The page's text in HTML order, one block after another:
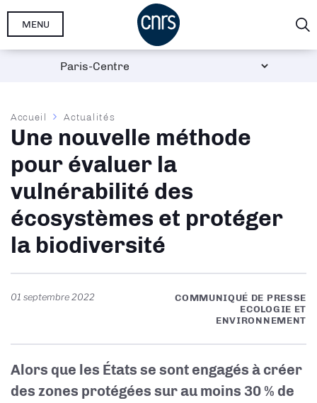
Aller
MENU
Fil
d'Ariane
Accueil Actualités
Une nouvelle méthode
pour évaluer la
vulnérabilité des
écosystèmes et protéger
la biodiversité
01 septembre 2022
COMMUNIQUÉ DE PRESSE
ECOLOGIE ET
ENVIRONNEMENT
Alors que les États se sont engagés à créer
des zones protégées sur au moins 30 % de